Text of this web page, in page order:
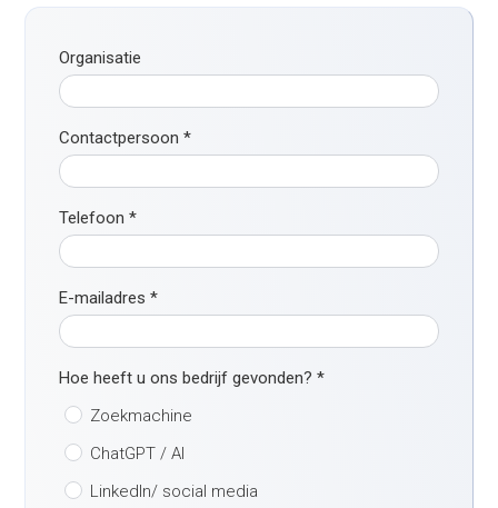
Organisatie
Contactpersoon*
Telefoon*
E-mailadres*
Hoe heeft u ons bedrijf gevonden?*
Zoekmachine
ChatGPT / AI
LinkedIn/ social media